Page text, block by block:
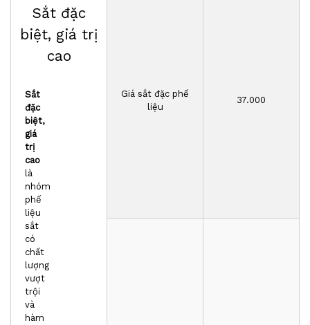
Sắt đặc
biệt, giá trị
cao
Sắt
đặc
biệt,
giá
trị
cao
là
nhóm
phế
liệu
sắt
có
chất
lượng
vượt
trội
và
hàm
Giá sắt đặc phế
liệu
37.000